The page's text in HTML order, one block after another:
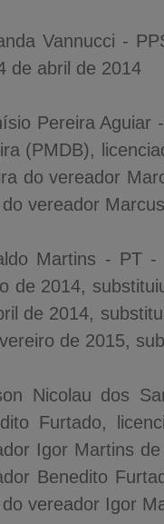
Vannucci -
de abril de 2014
Pereira Aguiar
(PMDB),
do vereador
vereador
Martins - PT
de 2014,
de 2014,
de 2015,
Nicolau dos
Furtado,
Igor Martins
Benedito
vereador Igor